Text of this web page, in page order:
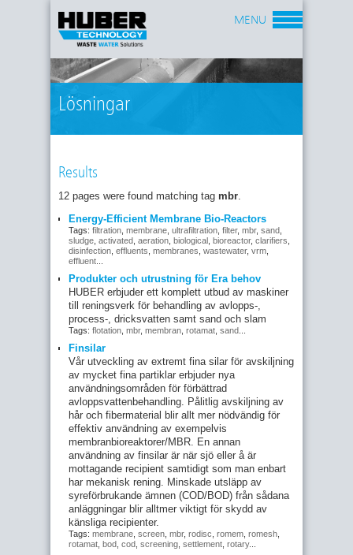
Lösningar
MENU
Results
12 pages were found matching tag mbr.
Energy-Efficient Membrane Bio-Reactors
Tags: filtration membrane ultrafiltration filter, mbr, sand
sludge activated aeration biological bioreactor, clarifiers
disinfection effluents membranes wastewater, vrm
effluent
Produkter och utrustning för Era behov
HUBER erbjuder ett komplett utbud av maskiner
till reningsverk för behandling av avlopps-,
process-, dricksvatten samt sand och slam
Tags: flotation mbr, membran rotamat sand
Finsilar
Vår utveckling av extremt fina silar för avskiljning
av mycket fina partiklar erbjuder nya
användningsområden för förbättrad
avloppsvattenbehandling. Pålitlig avskiljning av
hår och fibermaterial blir allt mer nödvändig för
effektiv användning av exempelvis
membranbioreaktorer/MBR. En annan
användning av finsilar är när sjö eller å är
mottagande recipient samtidigt som man enbart
har mekanisk rening. Minskade utsläpp av
syreförbrukande ämnen (COD/BOD) från sådana
anläggningar blir alltmer viktigt för skydd av
känsliga recipienter.
Tags: membrane screen mbr, rodisc romem romesh
rotamat bod cod screening settlement rotary...